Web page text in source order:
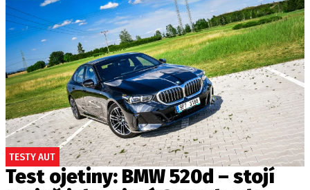
TESTY AUT
Test ojetiny: BMW 520d – stojí